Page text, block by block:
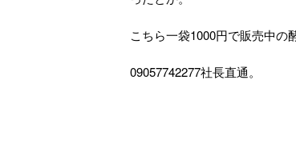
こちら一袋1000円で販売中の
09057742277社長直通。